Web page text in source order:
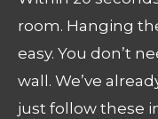
room. Hanging
easy. You don’t
wall. We’ve
just follow these